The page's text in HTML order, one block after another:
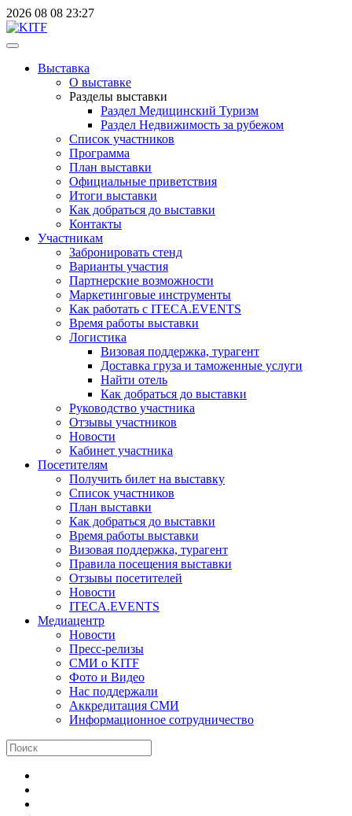
2026 08 08 23:27
Выставка
О выставке
Разделы выставки
Раздел Медицинский Туризм
Раздел Недвижимость за рубежом
Список участников
Программа
План выставки
Официальные приветствия
Итоги выставки
Как добраться до выставки
Контакты
Участникам
Забронировать стенд
Варианты участия
Партнерские возможности
Маркетинговые инструменты
Как работать с ITECA.EVENTS
Время работы выставки
Логистика
Визовая поддержка, турагент
Доставка груза и таможенные услуги
Найти отель
Как добраться до выставки
Руководство участника
Отзывы участников
Новости
Кабинет участника
Посетителям
Получить билет на выставку
Список участников
План выставки
Как добраться до выставки
Время работы выставки
Визовая поддержка, турагент
Правила посещения выставки
Отзывы посетителей
Новости
ITECA.EVENTS
Медиацентр
Новости
Пресс-релизы
СМИ о KITF
Фото и Видео
Нас поддержали
Аккредитация СМИ
Информационное сотрудничество